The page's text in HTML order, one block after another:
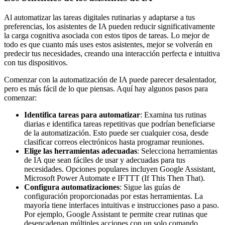
Al automatizar las tareas digitales rutinarias y adaptarse a tus
preferencias, los asistentes de IA pueden reducir significativamente
la carga cognitiva asociada con estos tipos de tareas. Lo mejor de
todo es que cuanto más uses estos asistentes, mejor se volverán en
predecir tus necesidades, creando una interacción perfecta e intuitiva
con tus dispositivos.
Comenzar con la automatización de IA puede parecer desalentador,
pero es más fácil de lo que piensas. Aquí hay algunos pasos para
comenzar:
Identifica tareas para automatizar: Examina tus rutinas
diarias e identifica tareas repetitivas que podrían beneficiarse
de la automatización. Esto puede ser cualquier cosa, desde
clasificar correos electrónicos hasta programar reuniones.
Elige las herramientas adecuadas: Selecciona herramientas
de IA que sean fáciles de usar y adecuadas para tus
necesidades. Opciones populares incluyen Google Assistant,
Microsoft Power Automate e IFTTT (If This Then That).
Configura automatizaciones: Sigue las guías de
configuración proporcionadas por estas herramientas. La
mayoría tiene interfaces intuitivas e instrucciones paso a paso.
Por ejemplo, Google Assistant te permite crear rutinas que
desencadenan múltiples acciones con un solo comando.